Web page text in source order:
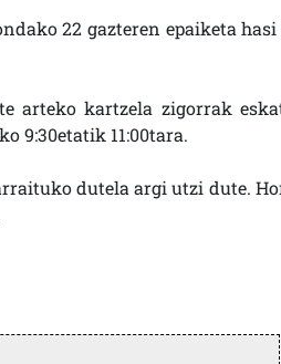
22 gazteren epaiketa hasi
arteko kartzela zigorrak
9:30etatik 11:00tara.
dutela argi utzi dute.